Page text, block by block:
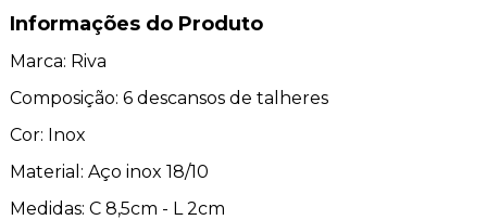
Informações do Produto
Marca: Riva
Composição: 6 descansos de talheres
Cor: Inox
Material: Aço inox 18/10
Medidas: C 8,5cm - L 2cm